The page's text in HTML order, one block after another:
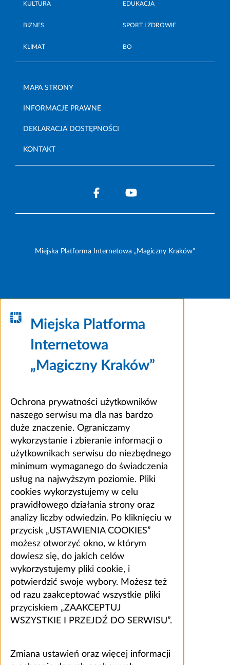
KULTURA EDUKACJA
BIZNES SPORT I ZDROWIE
KLIMAT BO
MAPA STRONY
INFORMACJE PRAWNE
DEKLARACJA DOSTĘPNOŚCI
KONTAKT
Miejska Platforma Internetowa „Magiczny Kraków”
Miejska Platforma
Internetowa
„Magiczny Kraków”
Ochrona prywatności użytkowników
naszego serwisu ma dla nas bardzo
duże znaczenie. Ograniczamy
wykorzystanie i zbieranie informacji o
użytkownikach serwisu do niezbędnego
minimum wymaganego do świadczenia
usług na najwyższym poziomie. Pliki
cookies wykorzystujemy w celu
prawidłowego działania strony oraz
analizy liczby odwiedzin. Po kliknięciu w
przycisk „USTAWIENIA COOKIES”
możesz otworzyć okno, w którym
dowiesz się, do jakich celów
wykorzystujemy pliki cookie, i
potwierdzić swoje wybory. Możesz też
od razu zaakceptować wszystkie pliki
przyciskiem „ZAAKCEPTUJ
WSZYSTKIE I PRZEJDŹ DO SERWISU”.
Zmiana ustawień oraz więcej informacji